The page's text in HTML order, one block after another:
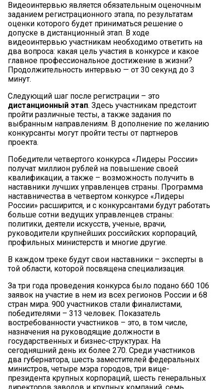
Видеоинтервью является обязательным оценочным
заданием регистрационного этапа, по результатам
оценки которого будет приниматься решение о
допуске в дистанционный этап. В ходе
видеоинтервью участникам необходимо ответить на
два вопроса: какая цель участия в конкурсе и какое
главное профессиональное достижение в жизни?
Продолжительность интервью — от 30 секунд до 3
минут.
Следующий шаг после регистрации – это
дистанционный этап. Здесь участникам предстоит
пройти различные тесты, а также задания по
выбранным направлениям. В дополнение по желанию
конкурсанты могут пройти тесты от партнеров
проекта.
Победители четвертого конкурса «Лидеры России»
получат миллион рублей на повышение своей
квалификации, а также – возможность получить в
наставники лучших управленцев страны. Программа
наставничества в четвертом конкурсе «Лидеры
России» расширится, и с конкурсантами будут работать
больше сотни ведущих управленцев страны:
политики, деятели искусств, ученые, врачи,
руководители крупнейших российских корпораций,
профильных министерств и многие другие.
В каждом треке будут свои наставники – эксперты в
той области, которой посвящена специализация.
За три года проведения конкурса было подано 660 106
заявок на участие в нем из всех регионов России и 68
стран мира. 900 участников стали финалистами,
победителями – 313 человек. Показатель
востребованности участников – это, в том числе,
назначения на руководящие должности в
государственных и бизнес-структурах. На
сегодняшний день их более 270. Среди участников
два губернатора, шесть заместителей федеральных
министров, четыре мэра городов, три вице-
президента крупных корпораций, шесть генеральных